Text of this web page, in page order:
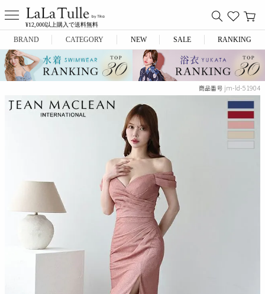
¥12,000以上購入で送料無料
BRAND
Anella
ANGEL R
CATEGORY
ミニドレス
NEW SALE RANKING
商品番号 jm-ld-51904